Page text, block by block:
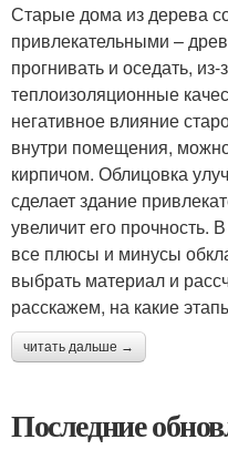
Старые дома из дерева
привлекательными –
прогнивать и оседать,
теплоизоляционные
негативное влияние
внутри помещения,
кирпичом. Облицовка
сделает здание
увеличит его прочность.
все плюсы и минусы
выбрать материал и
расскажем, на какие
читать дальше →
Последние